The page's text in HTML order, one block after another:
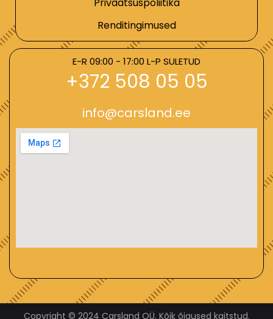
Renditingimused
E-R 09:00 - 17:00 L-P SULETUD
+372 508 05 05
info@carsland.ee
Copyright © 2024 Carsland OÜ. Kõik õigused kaitstud.